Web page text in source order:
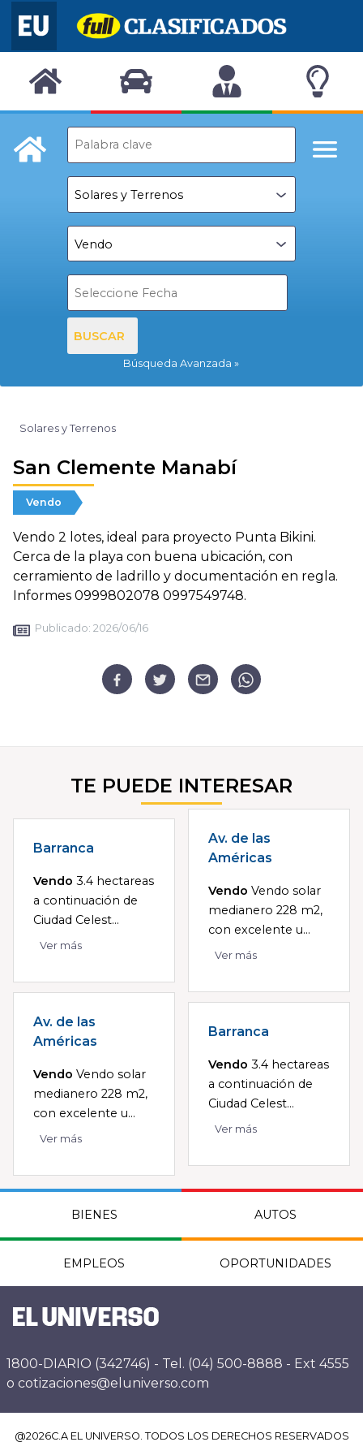
BUSCAR
Búsqueda Avanzada
Solares y Terrenos
San Clemente Manabí
Vendo
Vendo 2 lotes, ideal para proyecto Punta Bikini.
Cerca de la playa con buena ubicación, con
cerramiento de ladrillo y documentación en regla.
Informes 0999802078 0997549748.
Publicado: 2026/06/16
TE PUEDE INTERESAR
Barranca
Vendo 3.4 hectareas
a continuación de
Ciudad Celest...
Ver más
Av. de las
Américas
Vendo Vendo solar
medianero 228 m2,
con excelente u...
Ver más
Av. de las
Américas
Vendo Vendo solar
medianero 228 m2,
con excelente u...
Ver más
Barranca
Vendo 3.4 hectareas
a continuación de
Ciudad Celest...
Ver más
BIENES AUTOS
EMPLEOS OPORTUNIDADES
1800-DIARIO (342746) - Tel. (04) 500-8888 - Ext 4555
o cotizaciones@eluniverso.com
@2026C.A EL UNIVERSO. TODOS LOS DERECHOS RESERVADOS